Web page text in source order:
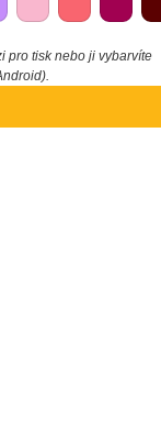
pro tisk nebo ji vybarvíte